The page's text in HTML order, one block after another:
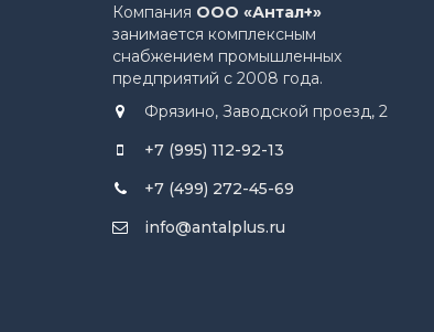
Компания ООО «Антал+»
занимается комплексным
снабжением промышленных
предприятий с 2008 года.
Фрязино, Заводской проезд, 2
+7 (995) 112-92-13
+7 (499) 272-45-69
info@antalplus.ru